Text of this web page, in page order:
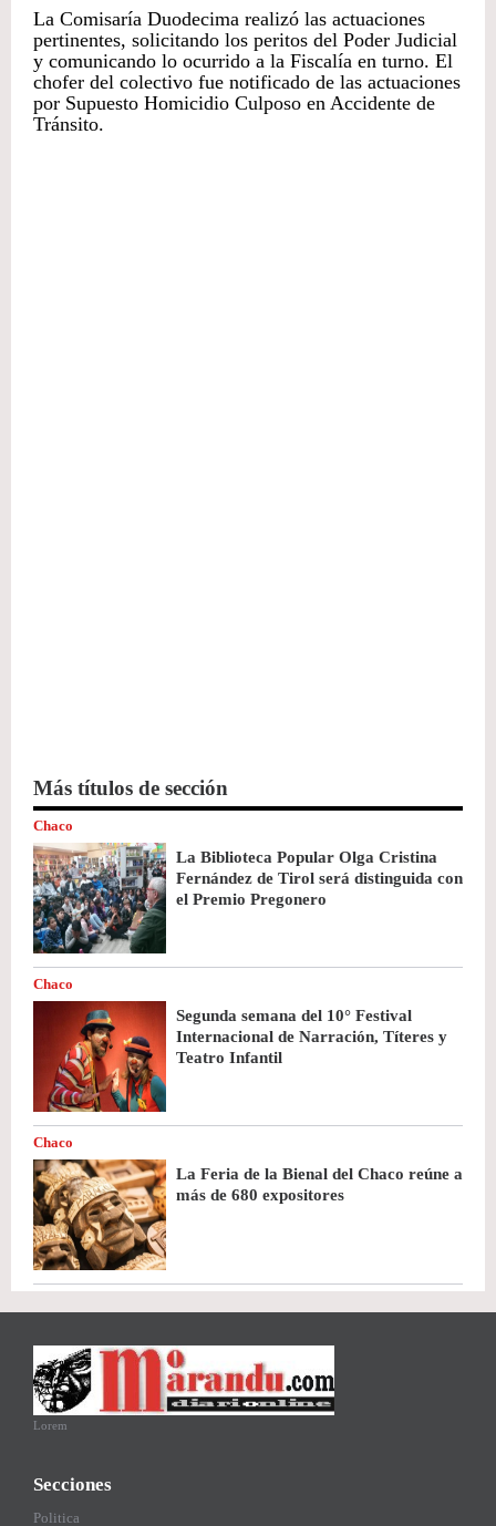
La Comisaría Duodecima realizó las actuaciones
pertinentes, solicitando los peritos del Poder Judicial
y comunicando lo ocurrido a la Fiscalía en turno. El
chofer del colectivo fue notificado de las actuaciones
por Supuesto Homicidio Culposo en Accidente de
Tránsito.
Más títulos de sección
Chaco
La Biblioteca Popular Olga Cristina
Fernández de Tirol será distinguida con
el Premio Pregonero
Chaco
Segunda semana del 10° Festival
Internacional de Narración, Títeres y
Teatro Infantil
Chaco
La Feria de la Bienal del Chaco reúne a
más de 680 expositores
Lorem
Secciones
Politica